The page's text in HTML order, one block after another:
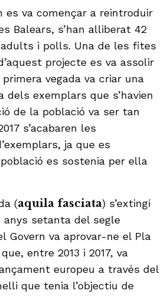
es va començar a reintroduir
Balears, s’han alliberat 42
i polls. Una de les fites
projecte es va assolir
vegada va criar una
dels exemplars que s’havien
de la població va ser tan
s’acabaren les
ja que es
es sostenia per ella
(aquila fasciata) s’extingí
anys setanta del segle
Govern va aprovar-ne el Pla
entre 2013 i 2017, va
europeu a través del
que tenia l’objectiu de